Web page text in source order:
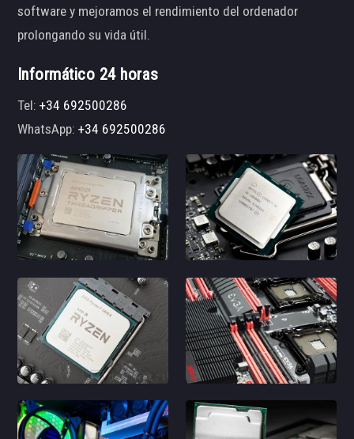
software y mejoramos el rendimiento del ordenador
prolongando su vida útil.
Informático 24 horas
Tel:+34 692500286
WhatsApp:+34 692500286